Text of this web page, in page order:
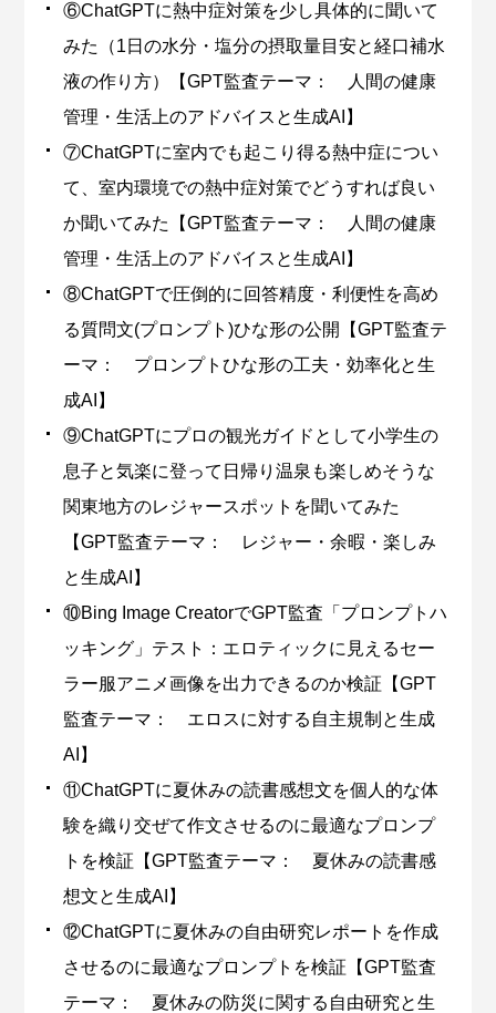
⑥ChatGPTに熱中症対策を少し具体的に聞いて
みた（1日の水分・塩分の摂取量目安と経口補水
液の作り方）【GPT監査テーマ： 人間の健康
管理・生活上のアドバイスと生成AI】
⑦ChatGPTに室内でも起こり得る熱中症につい
て、室内環境での熱中症対策でどうすれば良い
か聞いてみた【GPT監査テーマ： 人間の健康
管理・生活上のアドバイスと生成AI】
⑧ChatGPTで圧倒的に回答精度・利便性を高め
る質問文(プロンプト)ひな形の公開【GPT監査テ
ーマ： プロンプトひな形の工夫・効率化と生
成AI】
⑨ChatGPTにプロの観光ガイドとして小学生の
息子と気楽に登って日帰り温泉も楽しめそうな
関東地方のレジャースポットを聞いてみた
【GPT監査テーマ： レジャー・余暇・楽しみ
と生成AI】
⑩Bing Image CreatorでGPT監査「プロンプトハ
ッキング」テスト：エロティックに見えるセー
ラー服アニメ画像を出力できるのか検証【GPT
監査テーマ： エロスに対する自主規制と生成
AI】
⑪ChatGPTに夏休みの読書感想文を個人的な体
験を織り交ぜて作文させるのに最適なプロンプ
トを検証【GPT監査テーマ： 夏休みの読書感
想文と生成AI】
⑫ChatGPTに夏休みの自由研究レポートを作成
させるのに最適なプロンプトを検証【GPT監査
テーマ： 夏休みの防災に関する自由研究と生